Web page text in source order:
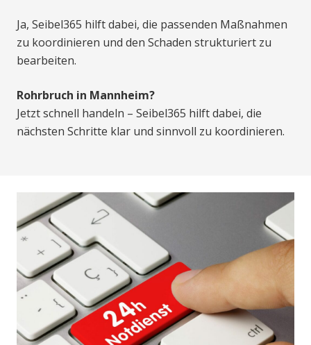
Ja, Seibel365 hilft dabei, die passenden Maßnahmen
zu koordinieren und den Schaden strukturiert zu
bearbeiten.
Rohrbruch in Mannheim?
Jetzt schnell handeln – Seibel365 hilft dabei, die
nächsten Schritte klar und sinnvoll zu koordinieren.